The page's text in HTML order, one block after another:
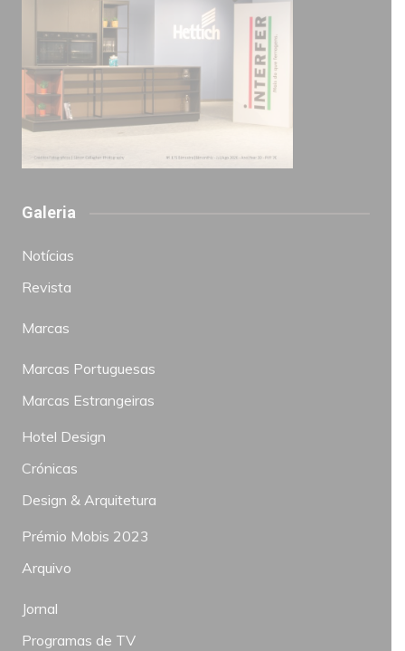
Galeria
Notícias
Revista
Marcas
Marcas Portuguesas
Marcas Estrangeiras
Hotel Design
Crónicas
Design & Arquitetura
Prémio Mobis 2023
Arquivo
Jornal
Programas de TV